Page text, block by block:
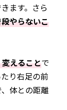
ます。さら
やらないこ
えることで
り右足の前
体との距離